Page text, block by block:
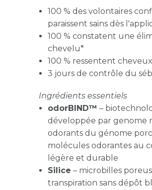
100 % des volontaires
paraissent sains dès
100 % constatent une
chevelu*
100 % ressentent
3 jours de contrôle du
Ingrédients essentiels
odorBIND™ –
développée par genome
odorants du génome
molécules odorantes au
légère et durable
Silice – microbilles
transpiration sans dépôt